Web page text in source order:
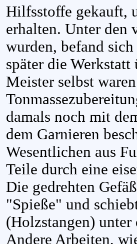
Hilfsstoffe gekauft,
erhalten. Unter den
wurden, befand
später die
Meister selbst
damals noch mit
dem Garnieren
Wesentlichen aus
Teile durch eine
Die gedrehten
"Spieße" und
(Holzstangen)
Andere Arbeiten,